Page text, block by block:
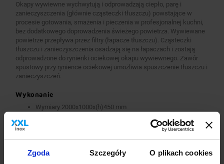
Zgoda Szczegóły O plikach cookies
Okapy wywiewne wychwytują i odprowadzają ciepło, parę i
zanieczyszczenia (głównie cząsteczki tłuszczu) powstające w
procesie gotowania, smażenia i pieczenia w profesjonalnej kuchni,
bez dodatkowego doprowadzenia świeżego powietrza. Wywiewane
powietrze przepływa przez filtry (łapacze tłuszczu). Cząsteczki
tłuszczu i zanieczyszczenia osadzają się na łapaczach i zostają
odprowadzone do rynienki ociekowej okapu wywiewnego. Zawór
spustowy przy rynience ociekowej umożliwia spuszczenie tłuszczu i
zanieczyszczeń.
Wykonanie
Wymiary 2000x1000x(h)450 mm
Okapy wywiewne o wymiarach A>2600 mm wykonane są w
wersji łączonej (skręcanej) z dwóch lub więcej przelotowych
Okapy wyposażone są w system otworów i zawiesi